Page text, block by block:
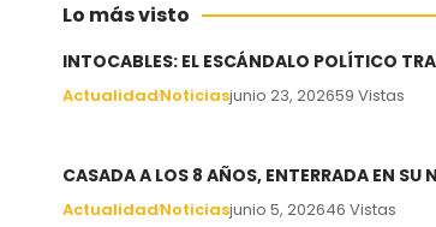
Lo más visto
INTOCABLES: EL ESCÁNDALO POLÍTICO
ActualidadNoticiasjunio 23, 202659 Vistas
CASADA A LOS 8 AÑOS, ENTERRADA EN SU
ActualidadNoticiasjunio 5, 202646 Vistas